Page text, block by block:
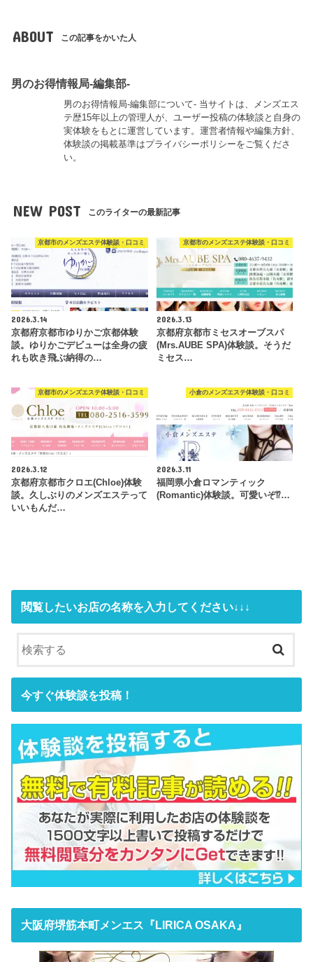
ABOUT この記事をかいた人
男のお得情報局-編集部-
男のお得情報局-編集部について- 当サイトは、メンズエス
テ歴15年以上の管理人が、ユーザー投稿の体験談と自身の
実体験をもとに運営しています。運営者情報や編集方針、
体験談の掲載基準はプライバシーポリシーをご覧くださ
い。
NEW POST このライターの最新記事
京都市のメンズエステ体験談・口コミ
2026.3.14
京都府京都市ゆりかご京都体験
談。ゆりかごデビューは全身の疲
れも吹き飛ぶ納得の…
京都市のメンズエステ体験談・口コミ
2026.3.13
京都府京都市ミセスオーブスパ
(Mrs.AUBE SPA)体験談。そうだ
ミセス…
京都市のメンズエステ体験談・口コミ
2026.3.12
京都府京都市クロエ(Chloe)体験
談。久しぶりのメンズエステって
いいもんだ…
小倉のメンズエステ体験談・口コミ
2026.3.11
福岡県小倉ロマンティック
(Romantic)体験談。可愛いぞ⁉…
閲覧したいお店の名称を入力してください↓↓↓
今すぐ体験談を投稿！
大阪府堺筋本町メンエス『LIRICA OSAKA』